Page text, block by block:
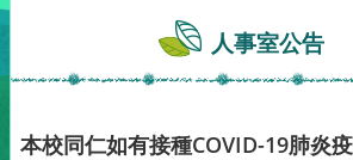
人事室公告
本校同仁如有接種COVID-19肺炎疫